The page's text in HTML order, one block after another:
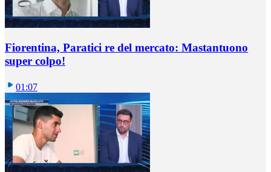
Fiorentina, Paratici re del mercato: Mastantuono
super colpo!
01:07